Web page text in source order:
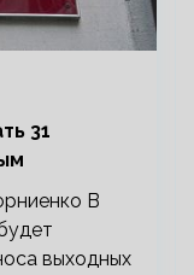
31
В
выходных